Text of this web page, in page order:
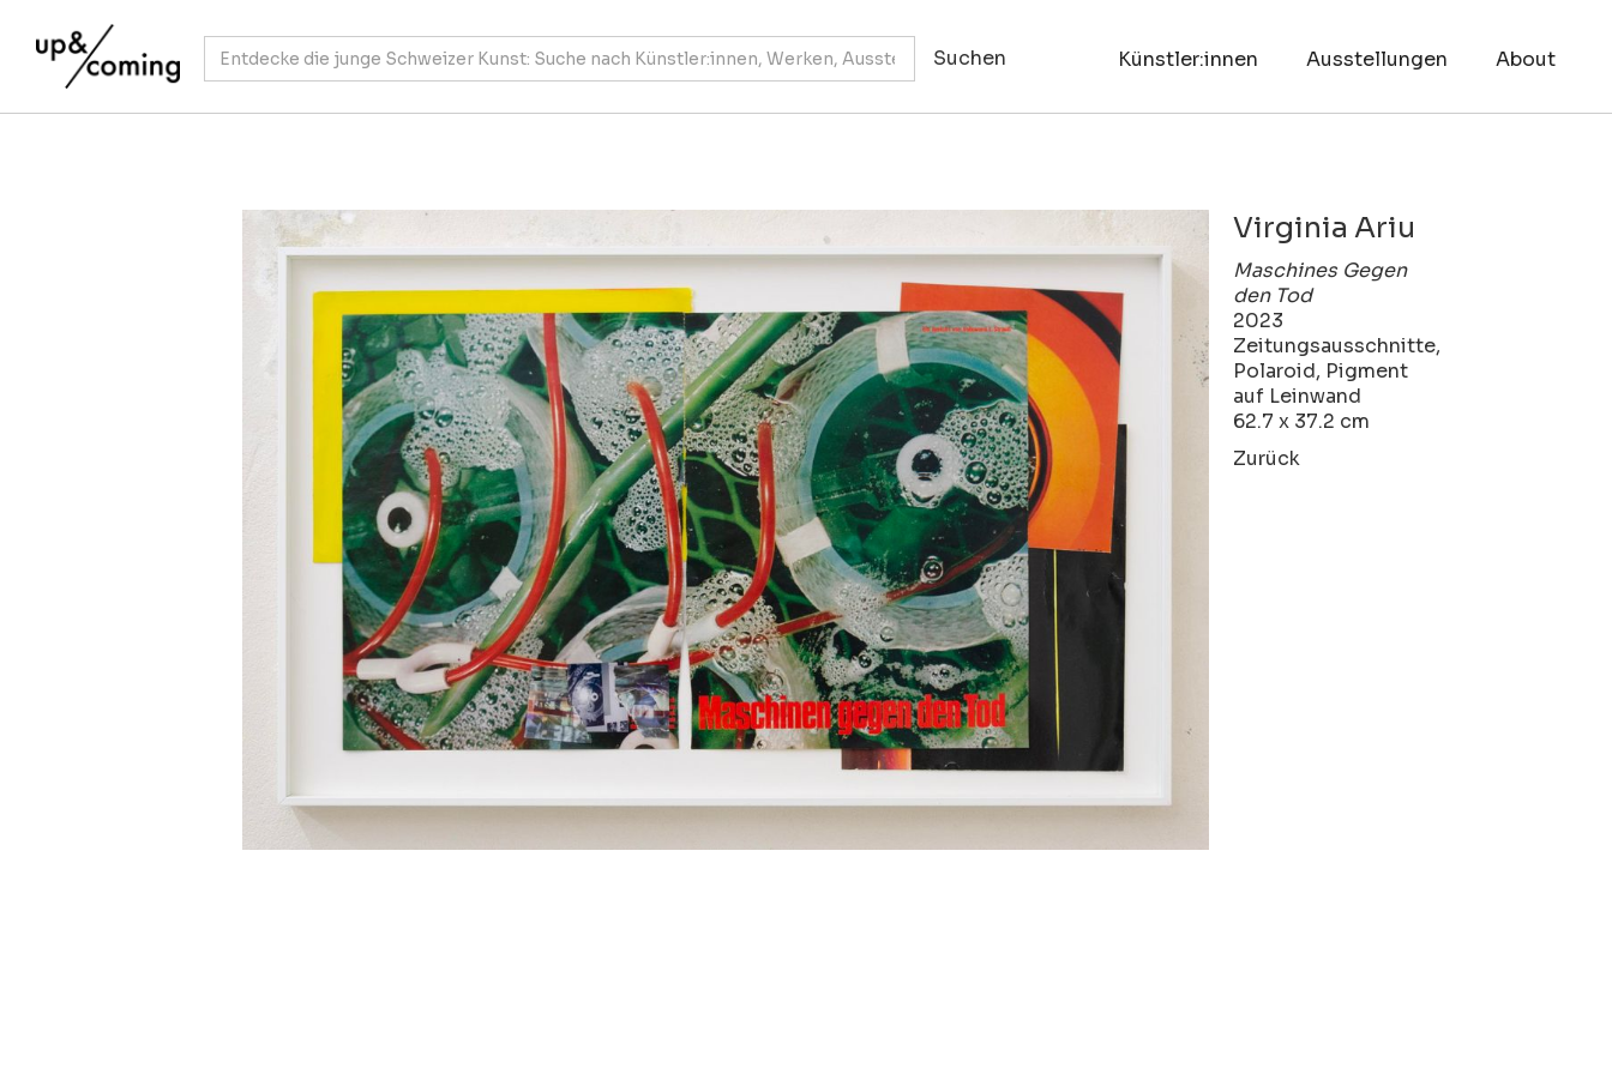
Künstler:innen Ausstellungen About
Virginia Ariu
Maschines Gegen
den Tod
2023
Zeitungsausschnitte,
Polaroid, Pigment
auf Leinwand
62.7 x 37.2 cm
Zurück